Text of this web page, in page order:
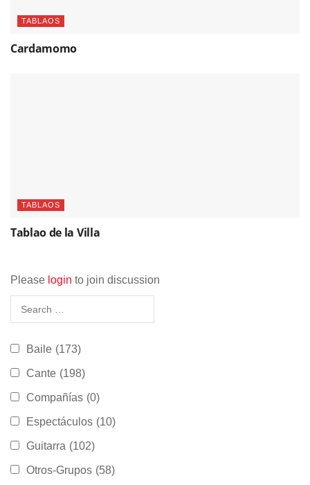
TABLAOS
Cardamomo
TABLAOS
Tablao de la Villa
Please login to join discussion
Baile (173)
Cante (198)
Compañías (0)
Espectáculos (10)
Guitarra (102)
Otros-Grupos (58)